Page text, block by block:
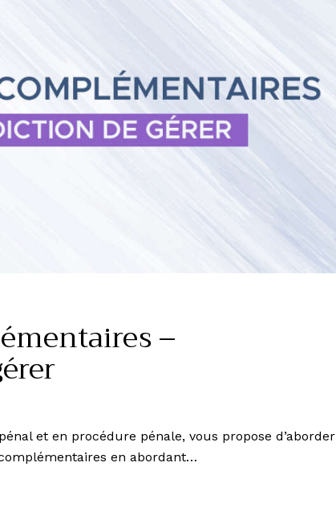
–
et en procédure pénale, vous propose d’aborder
en abordant…